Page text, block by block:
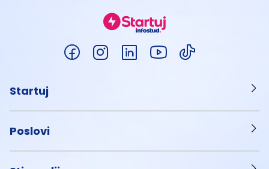
Startuj
Poslovi